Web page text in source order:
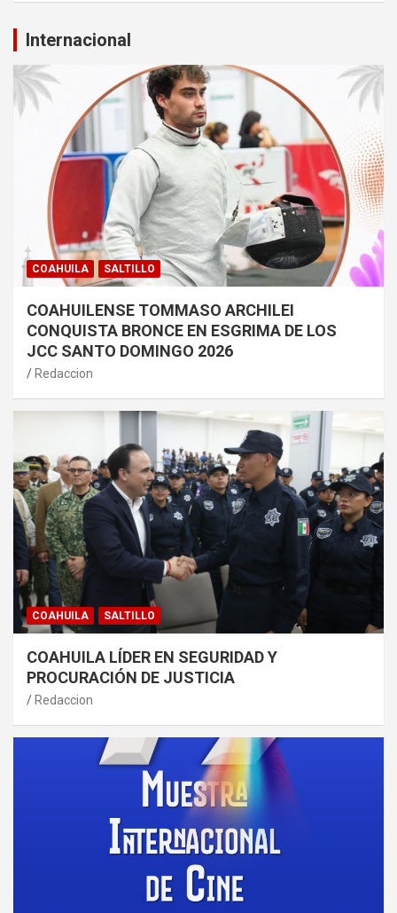
Internacional
COAHUILA SALTILLO
COAHUILENSE TOMMASO ARCHILEI
CONQUISTA BRONCE EN ESGRIMA DE LOS
JCC SANTO DOMINGO 2026
Redaccion
COAHUILA SALTILLO
COAHUILA LÍDER EN SEGURIDAD Y
PROCURACIÓN DE JUSTICIA
Redaccion